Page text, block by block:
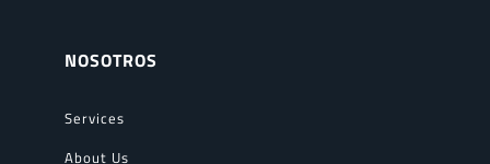
NOSOTROS
Services
About Us